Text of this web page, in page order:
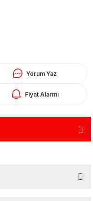
Yorum Yaz
Fiyat Alarmı